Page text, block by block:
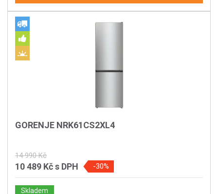
GORENJE NRK61CS2XL4
14 990 Kč
10 489 Kčs DPH -30%
Skladem